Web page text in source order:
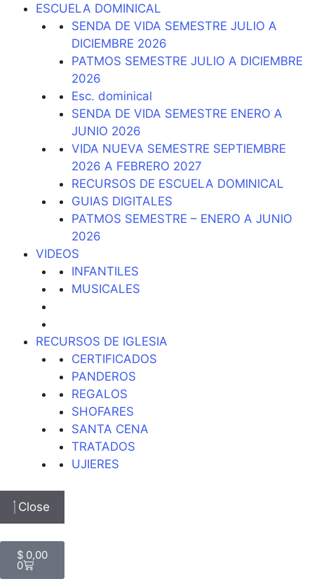
ESCUELA DOMINICAL
SENDA DE VIDA SEMESTRE JULIO A
DICIEMBRE 2026
PATMOS SEMESTRE JULIO A DICIEMBRE
2026
Esc. dominical
SENDA DE VIDA SEMESTRE ENERO A
JUNIO 2026
VIDA NUEVA SEMESTRE SEPTIEMBRE
2026 A FEBRERO 2027
RECURSOS DE ESCUELA DOMINICAL
GUIAS DIGITALES
PATMOS SEMESTRE – ENERO A JUNIO
2026
VIDEOS
INFANTILES
MUSICALES
RECURSOS DE IGLESIA
CERTIFICADOS
PANDEROS
REGALOS
SHOFARES
SANTA CENA
TRATADOS
UJIERES
Close
$ 0,00
0